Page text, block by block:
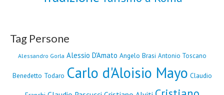
Tag Persone
Alessandro Gorla Alessio D'Amato Angelo Brasi Antonio Toscano
Benedetto Todaro Carlo d'Aloisio Mayo Claudio